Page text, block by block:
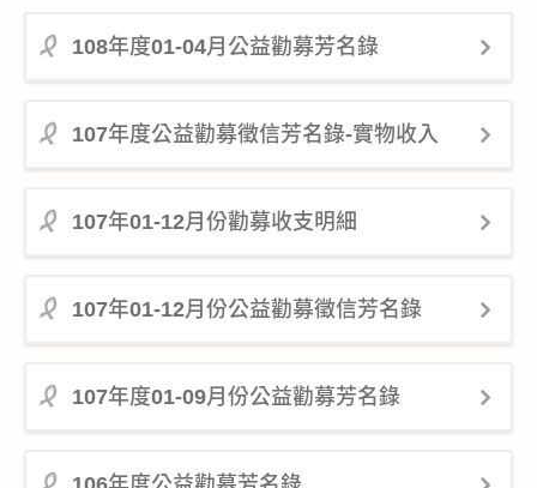
108年度01-04月公益勸募芳名錄
107年度公益勸募徵信芳名錄-實物收入
107年01-12月份勸募收支明細
107年01-12月份公益勸募徵信芳名錄
107年度01-09月份公益勸募芳名錄